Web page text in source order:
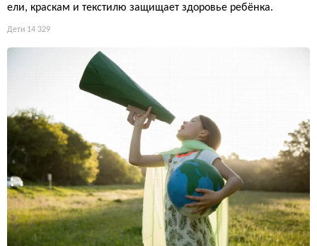
ели, краскам и текстилю защищает здоровье ребёнка.
Дети 14 329